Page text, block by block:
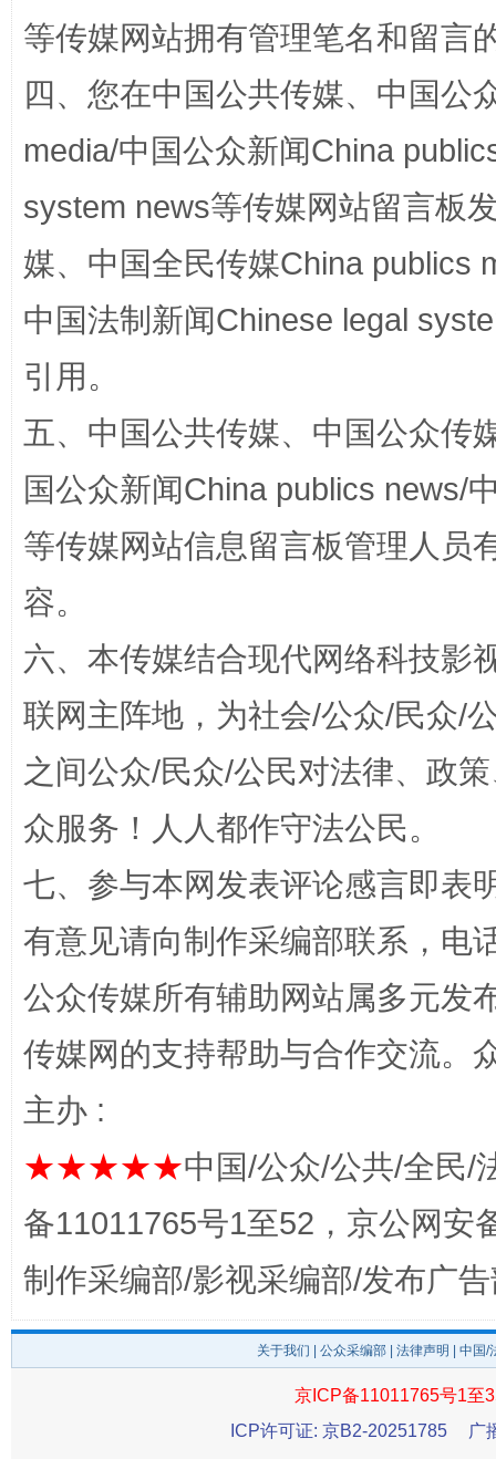
国家大学科技园优化重塑工作
扯下公款旅游的“隐身衣” 如何以
“蜀中异人”王建安的艺术幻境
东山县通报“牛蛙产品抗生素超标问题” 法
等传媒网站拥有管理笔名和留言
四、您在中国公共传媒、中国公
media/中国公众新闻China
system news等传媒网站留言板
媒、中国全民传媒China publics
中国法制新闻Chinese legal
引用。
五、中国公共传媒、中国公众传
国公众新闻China publics news/
等传媒网站信息留言板管理人员
容。
六、本传媒结合现代网络科技影
联网主阵地，为社会/公众/民众/
之间公众/民众/公民对法律、政
众服务！人人都作守法公民。
七、参与本网发表评论感言即表
有意见请向制作采编部联系，电
公众传媒所有辅助网站属多元发
传媒网的支持帮助与合作交流。
主办 :
★★★★★中国/公众/公共/全民/
备11011765号1至52，京公网安
制作采编部/影视采编部/发布广
关于我们 公众采编部 法律声明 | 中国
京ICP备11011765号1至
ICP许可证: 京B2-20251785
广